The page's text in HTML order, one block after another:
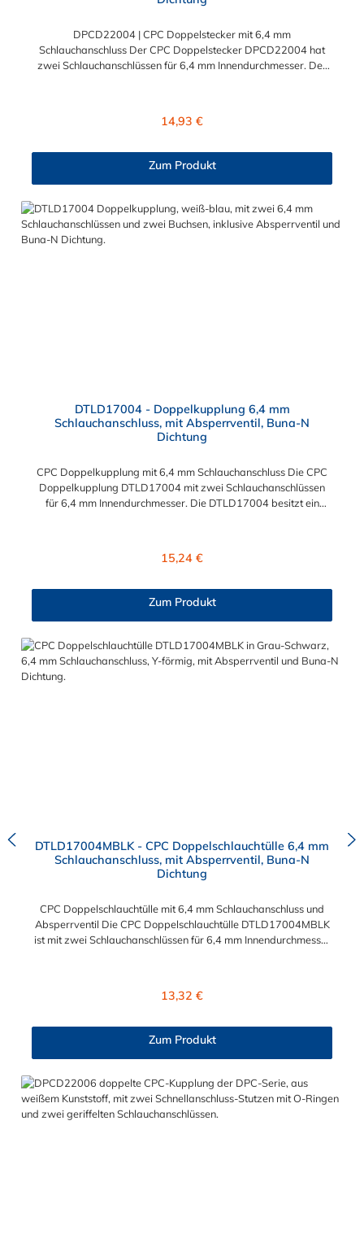
DPCD22004 | CPC Doppelstecker mit 6,4 mm
Schlauchanschluss Der CPC Doppelstecker DPCD22004 hat
zwei Schlauchanschlüssen für 6,4 mm Innendurchmesser. Der
der DTLD-Serie kombinieren.
Regulärer Preis:
14,93 €
Zum Produkt
DTLD17004 - Doppelkupplung 6,4 mm
Schlauchanschluss, mit Absperrventil, Buna-N
Dichtung
CPC Doppelkupplung mit 6,4 mm Schlauchanschluss Die CPC
Doppelkupplung DTLD17004 mit zwei Schlauchanschlüssen
für 6,4 mm Innendurchmesser. Die DTLD17004 besitzt ein
PLC12 und LC-Serie kombinieren.
Regulärer Preis:
15,24 €
Zum Produkt
DTLD17004MBLK - CPC Doppelschlauchtülle 6,4 mm
Schlauchanschluss, mit Absperrventil, Buna-N
Dichtung
CPC Doppelschlauchtülle mit 6,4 mm Schlauchanschluss und
Absperrventil Die CPC Doppelschlauchtülle DTLD17004MBLK
ist mit zwei Schlauchanschlüssen für 6,4 mm Innendurchmesser
Doppelschlauchtülle mit allen CPC Steckern der DTLD-, PLC-,
Regulärer Preis:
13,32 €
Zum Produkt